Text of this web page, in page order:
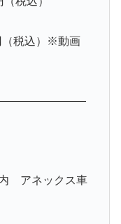
税込）※動画
アネックス車